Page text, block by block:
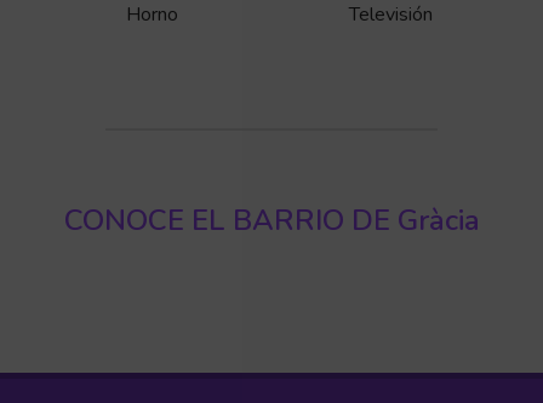
Horno Televisión
CONOCE EL BARRIO DE Gràcia